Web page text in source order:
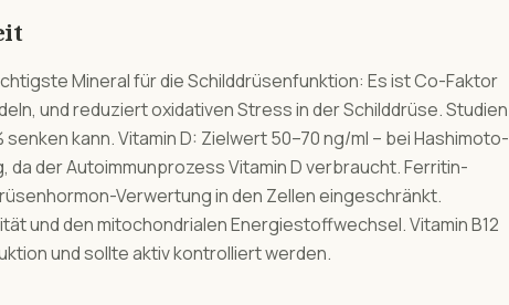
Mineral für die Schilddrüsenfunktion: Es ist Co-Faktor
und reduziert oxidativen Stress in der Schilddrüse. Studien
kann. Vitamin D: Zielwert 50–70 ng/ml – bei Hashimoto-
der Autoimmunprozess Vitamin D verbraucht. Ferritin-
Verwertung in den Zellen eingeschränkt.
und den mitochondrialen Energiestoffwechsel. Vitamin B12
und sollte aktiv kontrolliert werden.